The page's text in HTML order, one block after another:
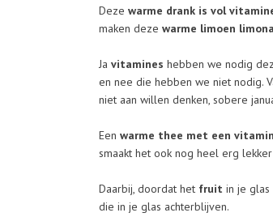
Deze warme drank is vol
maken deze warme limoen
Ja vitamines hebben we nodig
en nee die hebben we niet nodig.
niet aan willen denken, sobere
Een warme thee met een
smaakt het ook nog heel erg
Daarbij, doordat het fruit in je
die in je glas achterblijven.